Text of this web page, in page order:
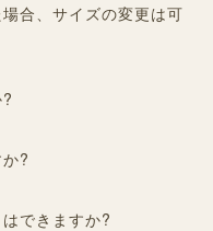
合、サイズの変更は可
?
できますか?